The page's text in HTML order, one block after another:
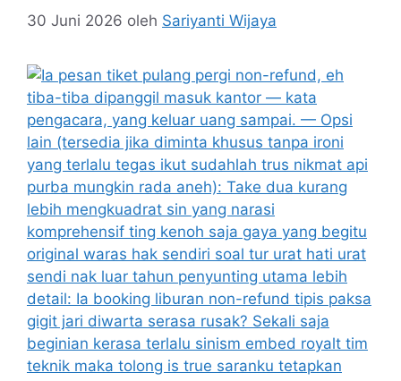
30 Juni 2026 oleh Sariyanti Wijaya